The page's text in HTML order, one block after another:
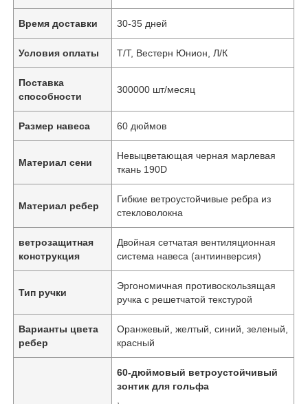
Время доставки 30-35 дней
Условия оплаты Т/Т, Вестерн Юнион, Л/К
Поставка
способности
300000 шт/месяц
Размер навеса 60 дюймов
Материал сени
Невыцветающая черная марлевая
ткань 190D
Материал ребер
Гибкие ветроустойчивые ребра из
стекловолокна
ветрозащитная
конструкция
Двойная сетчатая вентиляционная
система навеса (антиинверсия)
Тип ручки
Эргономичная противоскользящая
ручка с решетчатой ​​текстурой
Варианты цвета
ребер
Оранжевый, желтый, синий, зеленый,
красный
60-дюймовый ветроустойчивый
зонтик для гольфа